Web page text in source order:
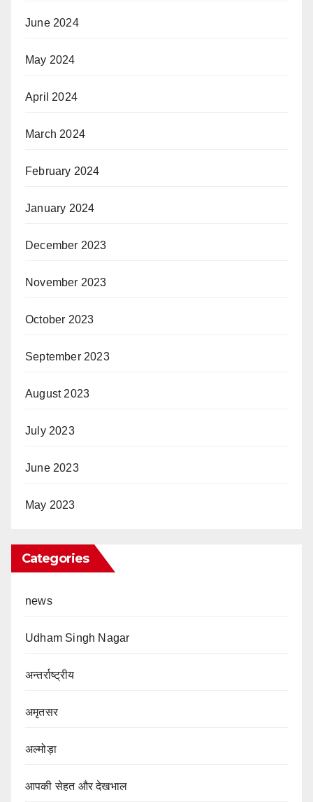
June 2024
May 2024
April 2024
March 2024
February 2024
January 2024
December 2023
November 2023
October 2023
September 2023
August 2023
July 2023
June 2023
May 2023
Categories
news
Udham Singh Nagar
अन्तर्राष्ट्रीय
अमृतसर
अल्मोड़ा
आपकी सेहत और देखभाल